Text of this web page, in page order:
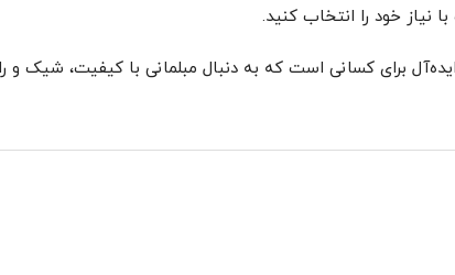
نیاز خود را انتخاب کنید.
ایده‌آل برای کسانی است که به دنبال مبلمانی با کیفیت، شیک